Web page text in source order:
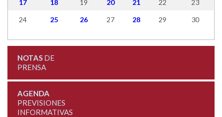
17 18 19 20 21 22 23
24 25 26 27 28 29 30
NOTASDE
PRENSA
AGENDA
PREVISIONES
INFORMATIVAS